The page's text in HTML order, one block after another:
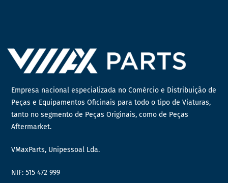
Empresa nacional especializada no Comércio e Distribuição de
Peças e Equipamentos Oficinais para todo o tipo de Viaturas,
tanto no segmento de Peças Originais, como de Peças
Aftermarket.
VMaxParts, Unipessoal Lda.
NIF: 515 472 999